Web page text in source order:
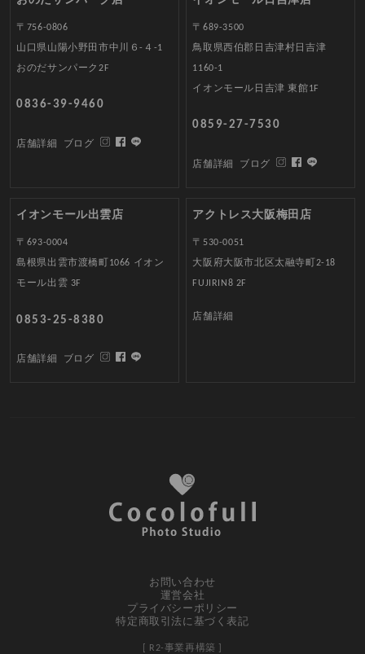
〒756-0806
山口県山陽小野田市中川６-４-1
おのだサンパーク2F
0836-39-9460
店舗詳細 ブログ
〒689-3500
鳥取県西伯郡日吉津村日吉津
1160-1
イオンモール日吉津 東館1F
0859-27-7530
店舗詳細 ブログ
イオンモール出雲店
〒693-0004
島根県出雲市渡橋町1066 イオン
モール出雲 3F
0853-25-8380
店舗詳細 ブログ
アクトレス大阪梅田店
〒530-0051
大阪府大阪市北区太融寺町2-18
FUJIRIN8 2F
店舗詳細
お問い合わせ
運営会社
プライバシーポリシー
特定商取引法に基づく表記
[ R2-事業再構築 ]